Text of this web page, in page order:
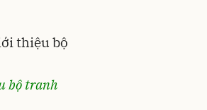
bộ tranh